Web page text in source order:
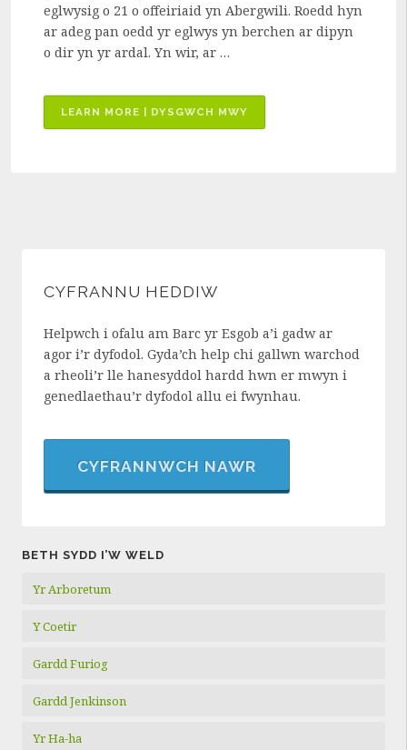
eglwysig o 21 o offeiriaid yn Abergwili. Roedd hyn
ar adeg pan oedd yr eglwys yn berchen ar dipyn
o dir yn yr ardal. Yn wir, ar …
LEARN MORE | DYSGWCH MWY
BALAS
CYFRANNU HEDDIW
Helpwch i ofalu am Barc yr Esgob a’i gadw ar
agor i’r dyfodol. Gyda’ch help chi gallwn warchod
a rheoli’r lle hanesyddol hardd hwn er mwyn i
genedlaethau’r dyfodol allu ei fwynhau.
CYFRANNWCH NAWR
BETH SYDD I’W WELD
Yr Arboretum
Y Coetir
Gardd Furiog
Gardd Jenkinson
Yr Ha-ha